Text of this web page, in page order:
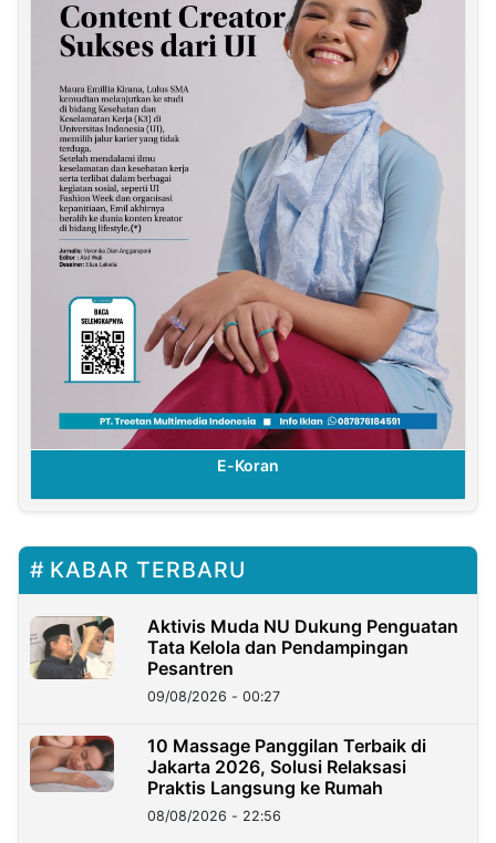
E-Koran
KABAR TERBARU
Aktivis Muda NU Dukung Penguatan
Tata Kelola dan Pendampingan
Pesantren
09/08/2026 - 00:27
10 Massage Panggilan Terbaik di
Jakarta 2026, Solusi Relaksasi
Praktis Langsung ke Rumah
08/08/2026 - 22:56